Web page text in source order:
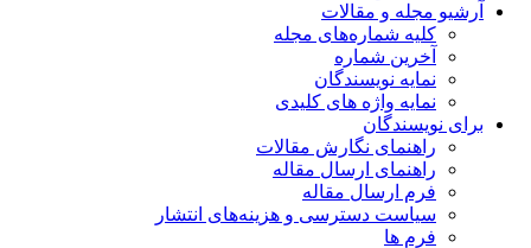
آرشیو مجله و مقالات
کلیه شماره‌های مجله
آخرین شماره
نمایه نویسندگان
نمایه واژه های کلیدی
برای نویسندگان
راهنمای نگارش مقالات
راهنمای ارسال مقاله
فرم ارسال مقاله
سیاست دسترسی و هزینه‌های انتشار
فرم ها